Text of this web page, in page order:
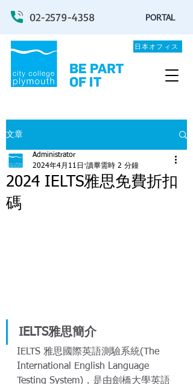
日本オフィス
02-2579-4358 PORTAL
文章
2024 IELTS雅思免費折扣
碼
Administrator
2024年4月11日 讀畢需時 2 分鐘
IELTS雅思簡介
IELTS 雅思國際英語測驗系統(The
International English Language
Testing System)，是由劍橋大學英語